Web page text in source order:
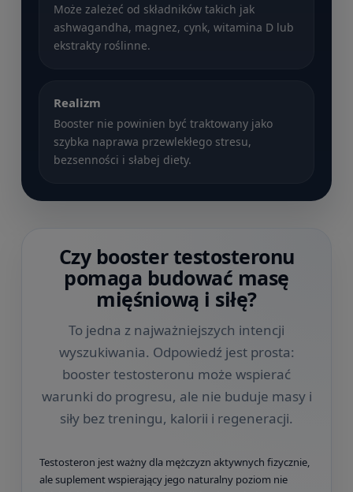
Może zależeć od składników takich jak
ashwagandha, magnez, cynk, witamina D lub
ekstrakty roślinne.
Realizm
Booster nie powinien być traktowany jako
szybka naprawa przewlekłego stresu,
bezsenności i słabej diety.
Czy booster testosteronu
pomaga budować masę
mięśniową i siłę?
To jedna z najważniejszych intencji
wyszukiwania. Odpowiedź jest prosta:
booster testosteronu może wspierać
warunki do progresu, ale nie buduje masy i
siły bez treningu, kalorii i regeneracji.
Testosteron jest ważny dla mężczyzn aktywnych fizycznie,
ale suplement wspierający jego naturalny poziom nie